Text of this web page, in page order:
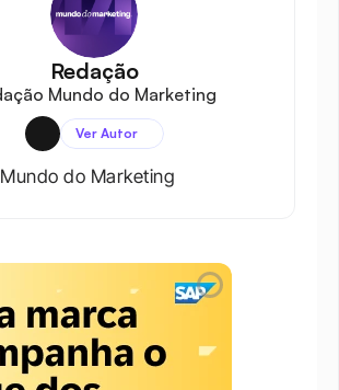
Redação
Mundo do Marketing
Ver Autor
do Marketing